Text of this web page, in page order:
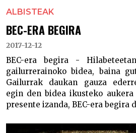
ALBISTEAK
BEC-ERA BEGIRA
2017-12-12
BEC-era begira -
gailurrerainoko bidea, baina
Gailurrak daukan gauza
egin den bidea ikusteko
presente izanda, BEC-era begira